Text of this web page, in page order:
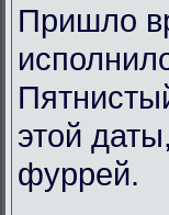
Пришло
этой
фуррей.